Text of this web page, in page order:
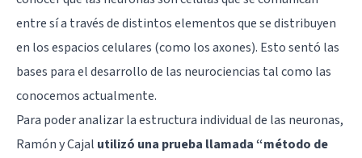
entre sí a través de distintos elementos que se distribuyen
en los espacios celulares (como los axones). Esto sentó las
bases para el desarrollo de las neurociencias tal como las
conocemos actualmente.
Para poder analizar la estructura individual de las neuronas,
Ramón y Cajal utilizó una prueba llamada “método de